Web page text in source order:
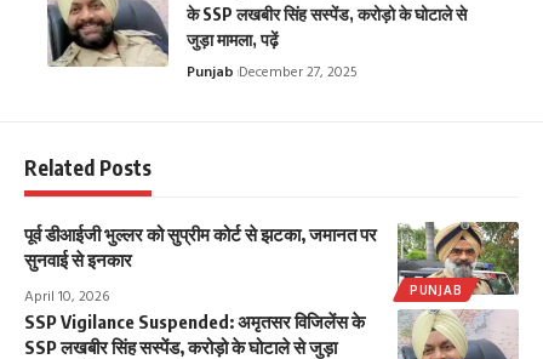
के SSP लखबीर सिंह सस्पेंड, करोड़ो के घोटाले से
जुड़ा मामला, पढ़ें
Punjab December 27, 2025
Related Posts
PUNJAB
पूर्व डीआईजी भुल्लर को सुप्रीम कोर्ट से झटका, जमानत पर
सुनवाई से इनकार
April 10, 2026
SSP Vigilance Suspended: अमृतसर विजिलेंस के
SSP लखबीर सिंह सस्पेंड, करोड़ो के घोटाले से जुड़ा